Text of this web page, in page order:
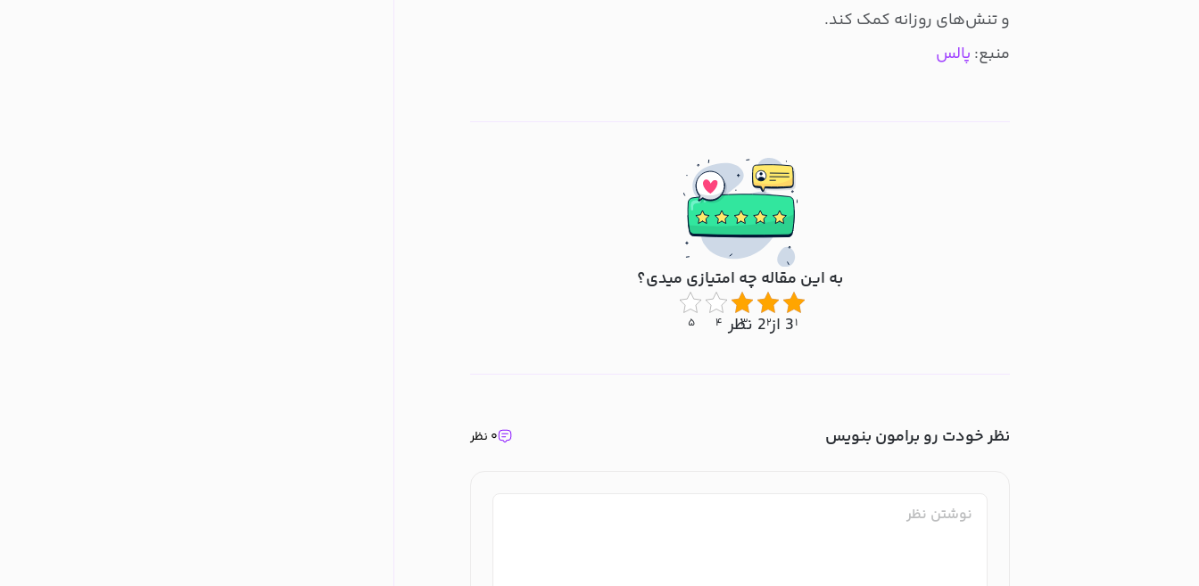
و تنش‌های روزانه کمک کند.
منبع: پالس
به این مقاله چه امتیازی میدی؟
3 از 2 نظر۱ ۲ ۳ ۴ ۵
نظر خودت رو برامون بنویس ۰ نظر